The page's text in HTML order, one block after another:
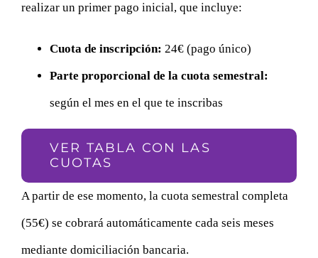
realizar un primer pago inicial, que incluye:
Cuota de inscripción: 24€ (pago único)
Parte proporcional de la cuota semestral:
según el mes en el que te inscribas
VER TABLA CON LAS
CUOTAS
A partir de ese momento, la cuota semestral completa
(55€) se cobrará automáticamente cada seis meses
mediante domiciliación bancaria.